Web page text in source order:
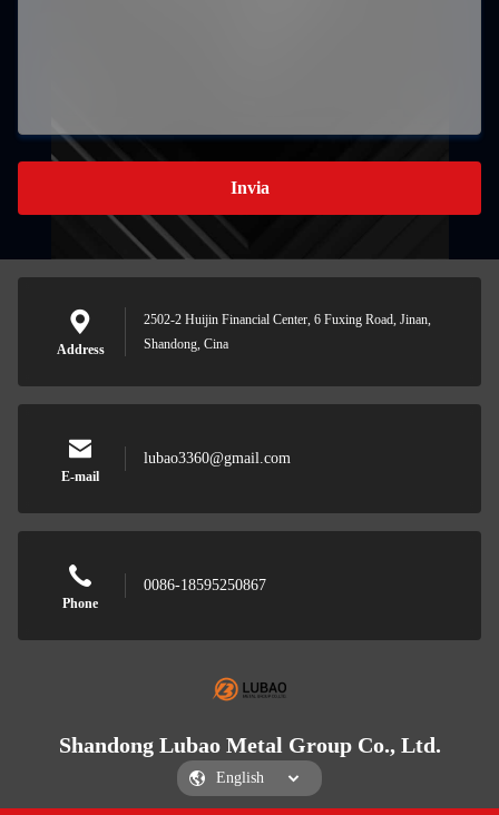
Invia
Address
2502-2 Huijin Financial Center, 6 Fuxing Road, Jinan,
Shandong, Cina
E-mail
lubao3360@gmail.com
Phone
0086-18595250867
Shandong Lubao Metal Group Co., Ltd.